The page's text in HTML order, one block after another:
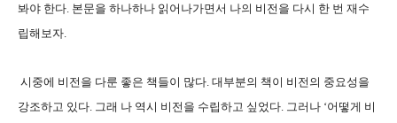
봐야 한다. 본문을 하나하나 읽어나가면서 나의 비전을 다시 한 번 재수
립해보자.
시중에 비전을 다룬 좋은 책들이 많다. 대부분의 책이 비전의 중요성을
강조하고 있다. 그래 나 역시 비전을 수립하고 싶었다. 그러나 ‘어떻게 비